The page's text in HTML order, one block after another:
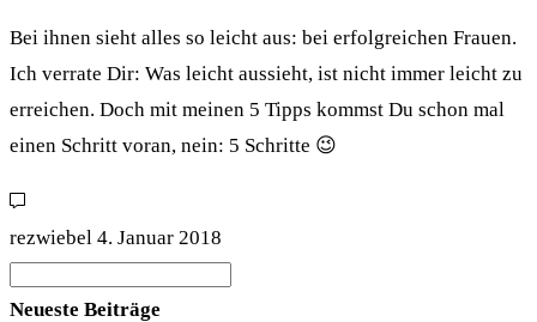
Bei ihnen sieht alles so leicht aus: bei erfolgreichen Frauen.
Ich verrate Dir: Was leicht aussieht, ist nicht immer leicht zu
erreichen. Doch mit meinen 5 Tipps kommst Du schon mal
einen Schritt voran, nein: 5 Schritte 😉
rezwiebel 4. Januar 2018
for:
Neueste Beiträge